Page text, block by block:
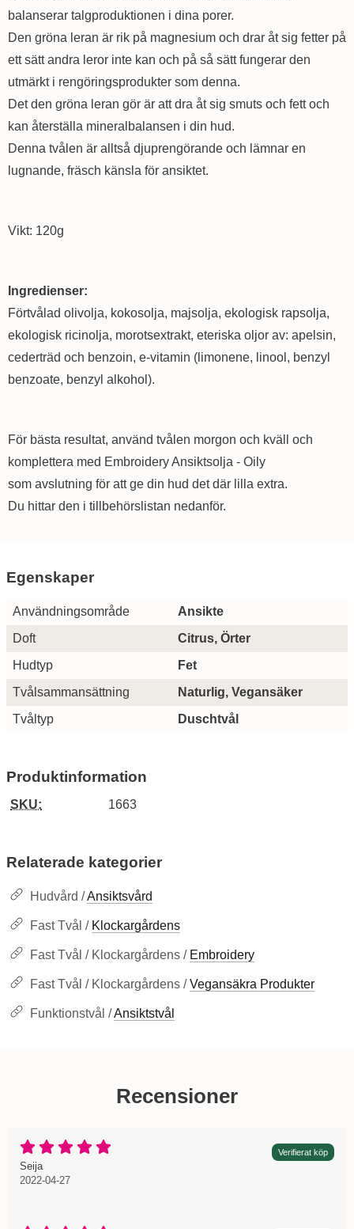
balanserar talgproduktionen i dina porer.
Den gröna leran är rik på magnesium och drar åt sig fetter på
ett sätt andra leror inte kan och på så sätt fungerar den
utmärkt i rengöringsprodukter som denna.
Det den gröna leran gör är att dra åt sig smuts och fett och
kan återställa mineralbalansen i din hud.
Denna tvålen är alltså djuprengörande och lämnar en
lugnande, fräsch känsla för ansiktet.
Vikt: 120g
Ingredienser:
Förtvålad olivolja, kokosolja, majsolja, ekologisk rapsolja,
ekologisk ricinolja, morotsextrakt, eteriska oljor av: apelsin,
cederträd och benzoin, e-vitamin (limonene, linool, benzyl
benzoate, benzyl alkohol).
För bästa resultat, använd tvålen morgon och kväll och
komplettera med Embroidery Ansiktsolja - Oily
som avslutning för att ge din hud det där lilla extra.
Du hittar den i tillbehörslistan nedanför.
Egenskaper
Egenskaper/attribut för denna produkt
Attribut Värde
Användningsområde
Ansikte
Doft
Citrus, Örter
Hudtyp
Fet
Tvålsammansättning
Naturlig, Vegansäker
Tvåltyp
Duschtvål
Produktinformation
SKU: 1663
Relaterade kategorier
Hudvård /Ansiktsvård
Fast Tvål / Klockargårdens
Fast Tvål / Klockargårdens / Embroidery
Fast Tvål / Klockargårdens /Vegansäkra Produkter
Funktionstvål /Ansiktstvål
Recensioner
Betyg: 5 Stjärnor av 5 Verifierat köp
Recension av:
Seija, 2022-04-27
, 2022-04-27
2022-04-27